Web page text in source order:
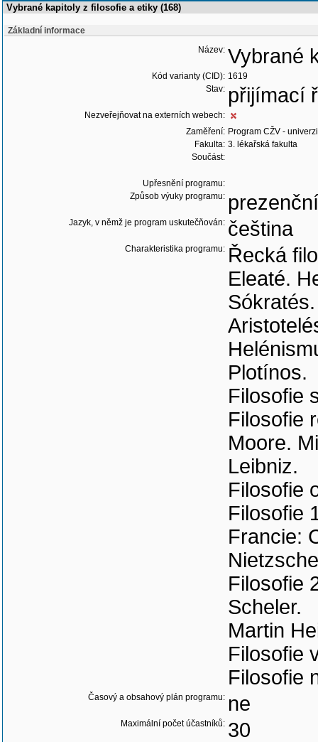
Vybrané kapitoly z filosofie a etiky (168)
Základní informace
Název: Vybrané
Kód varianty (CID): 1619
Stav: přijímací
Nezveřejňovat na externích webech:
Zaměření: Program CŽV -
Fakulta: 3. lékařská fakulta
Součást:
Upřesnění programu:
Způsob výuky programu: prezenční
Jazyk, v němž je program uskutečňován: čeština
Charakteristika programu: Řecká
Eleaté.
Plotínos.
Filosofie
Filosofie
Moore.
Leibniz.
Filosofie
Filosofie
Francie:
Filosofie
Scheler.
Martin
Filosofie
Filosofie
Časový a obsahový plán programu: ne
Maximální počet účastníků: 30